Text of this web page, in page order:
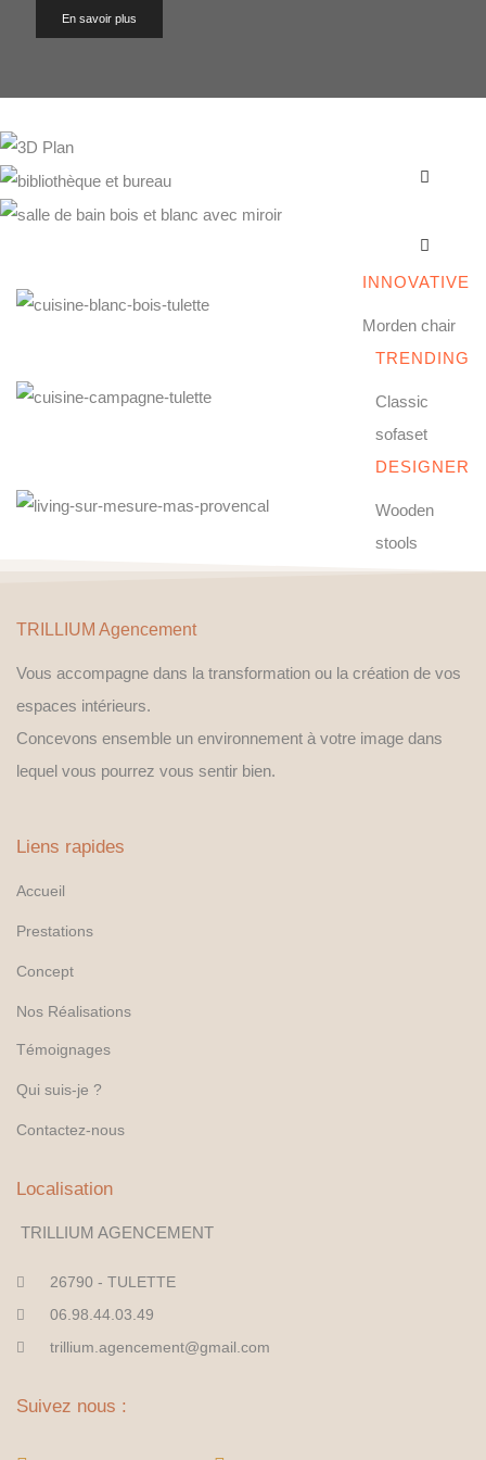
En savoir plus
Déco
Autre
elit sed do eiusmod tempor incididunt ut labore et
EXPLORE MORE
INNOVATIVE
Morden chair
TRENDING
Classic
sofaset
DESIGNER
Wooden
stools
TRILLIUM Agencement
Vous accompagne dans la transformation ou la création de vos
espaces intérieurs.
Concevons ensemble un environnement à votre image dans
lequel vous pourrez vous sentir bien.
Liens rapides
Accueil
Prestations
Concept
Nos Réalisations
Témoignages
Qui suis-je ?
Contactez-nous
Localisation
TRILLIUM AGENCEMENT
26790 - TULETTE
06.98.44.03.49
trillium.agencement@gmail.com
Suivez nous :